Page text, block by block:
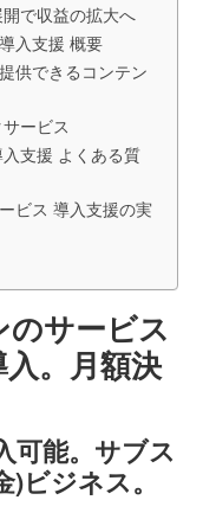
で収益の拡大へ
入支援 概要
供できるコンテン
ービス
支援 よくある質
ビス 導入支援の実
サービス
。月額決
可能。サブス
ビジネス。